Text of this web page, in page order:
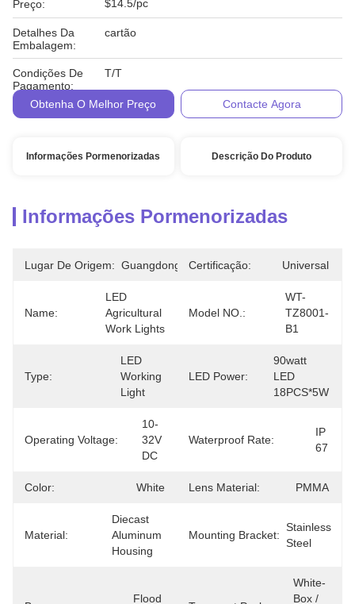
Preço: $14.5/pc
Detalhes Da
Embalagem:
cartão
Condições De
Pagamento:
T/T
Obtenha O Melhor Preço Contacte Agora
Informações Pormenorizadas Descrição Do Produto
Informações Pormenorizadas
Lugar De Origem: Guangdong Certificação: Universal
Name:
LED
Agricultural
Work Lights
Model NO.:
WT-
TZ8001-
B1
Type:
LED
Working
Light
LED Power:
90watt
LED
18PCS*5W
Operating Voltage:
10-
32V
DC
Waterproof Rate:
IP
67
Color: White Lens Material: PMMA
Material:
Diecast
Aluminum
Housing
Mounting Bracket:
Stainless
Steel
Flood
White-
Box /